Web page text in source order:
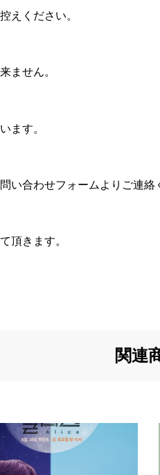
えください。
ません。
ます。
い合わせフォームよりご連絡
頂きます。
関連